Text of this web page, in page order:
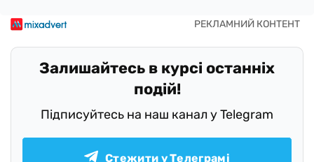
Залишайтесь в курсі останніх
подій!
Підписуйтесь на наш канал у Telegram
Стежити у Телеграмі